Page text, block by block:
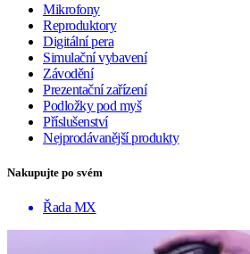
Mikrofony
Reproduktory
Digitální pera
Simulační vybavení
Závodění
Prezentační zařízení
Podložky pod myš
Příslušenství
Nejprodávanější produkty
Nakupujte po svém
Řada MX